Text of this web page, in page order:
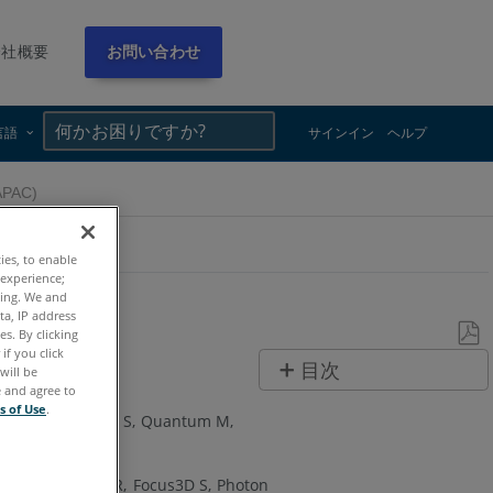
概要 お問い合わせ
語 サインイン ヘルプ
と
目次
Max Quantum S Quantum M
Focus3D X HDR Focus3D S Photon
to enable
We and
IP address
By clicking
if you click
be
and agree to
of Use.